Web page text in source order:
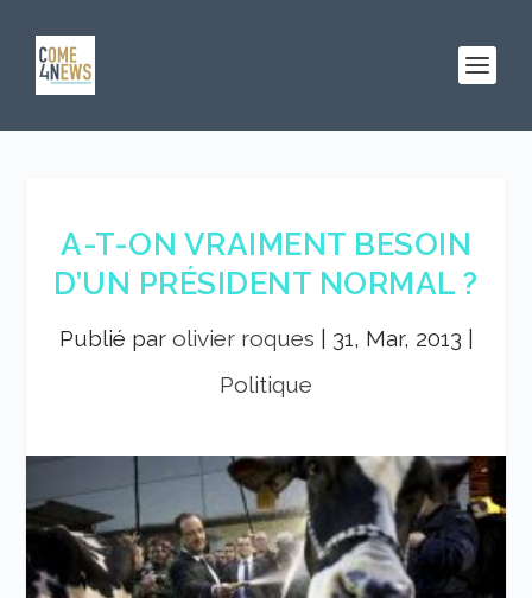
A-T-ON VRAIMENT BESOIN
D’UN PRÉSIDENT NORMAL ?
Publié par olivier roques 31, Mar, 2013
Politique